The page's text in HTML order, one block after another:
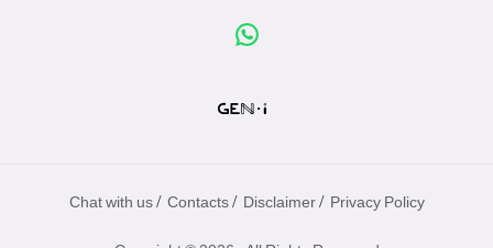
Chat with us / Contacts / Disclaimer / Privacy Policy